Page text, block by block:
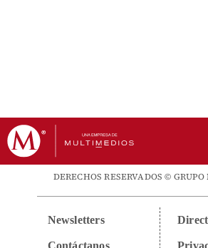
DERECHOS RESERVADOS ©
Newsletters
Contáctanos